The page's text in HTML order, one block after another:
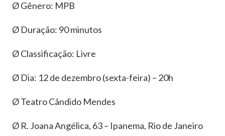
Ø Gênero: MPB
Ø Duração: 90 minutos
Ø Classificação: Livre
Ø Dia: 12 de dezembro (sexta-feira) – 20h
Ø Teatro Cândido Mendes
Ø R. Joana Angélica, 63 – Ipanema, Rio de Janeiro